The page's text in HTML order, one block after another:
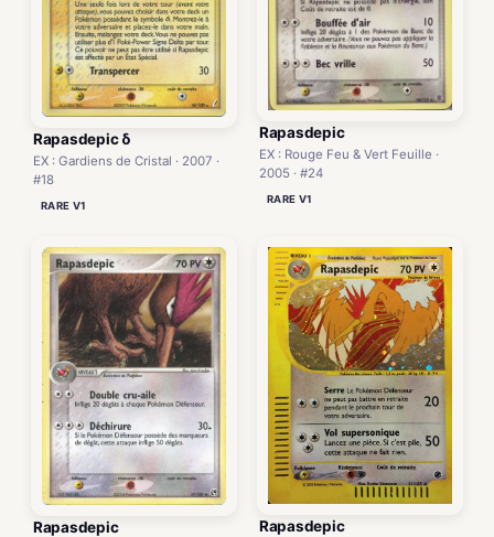
Rapasdepic δ
EX : Gardiens de Cristal · 2007 ·
#18
RARE V1
Rapasdepic
EX : Rouge Feu & Vert Feuille ·
2005 · #24
RARE V1
Rapasdepic Rapasdepic